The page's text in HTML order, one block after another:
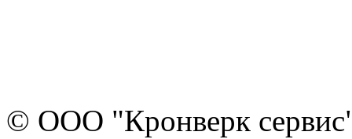
© ООО "Кронверк